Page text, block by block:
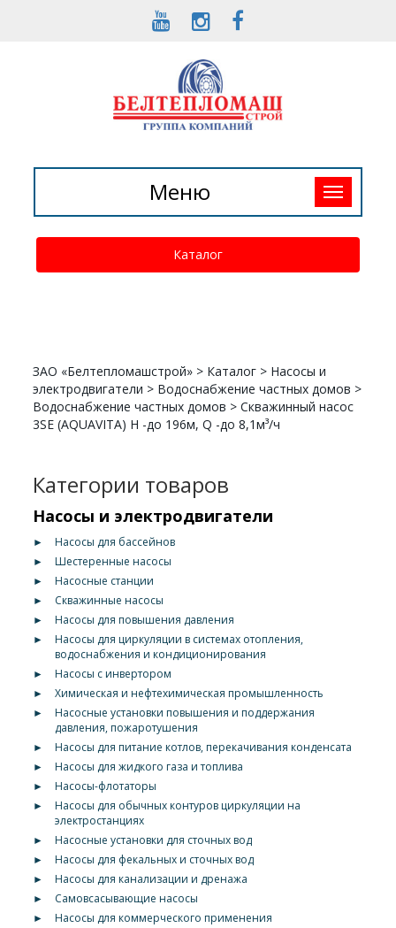
Toggle
navigation
Меню
Каталог
ЗАО «Белтепломашстрой» > Каталог > Насосы и
электродвигатели > Водоснабжение частных домов >
Водоснабжение частных домов >Скважинный насос
3SE (AQUAVITA) H -до 196м, Q -до 8,1м³/ч
Категории товаров
Насосы и электродвигатели
►
Насосы для бассейнов
►
Шестеренные насосы
►
Насосные станции
►
Скважинные насосы
►
Насосы для повышения давления
►
Насосы для циркуляции в системах отопления,
водоснабжения и кондиционирования
►
Насосы с инвертором
►
Химическая и нефтехимическая промышленность
►
Насосные установки повышения и поддержания
давления, пожаротушения
►
Насосы для питание котлов, перекачивания конденсата
►
Насосы для жидкого газа и топлива
►
Насосы-флотаторы
►
Насосы для обычных контуров циркуляции на
электростанциях
►
Насосные установки для сточных вод
►
Насосы для фекальных и сточных вод
►
Насосы для канализации и дренажа
►
Самовсасывающие насосы
►
Насосы для коммерческого применения